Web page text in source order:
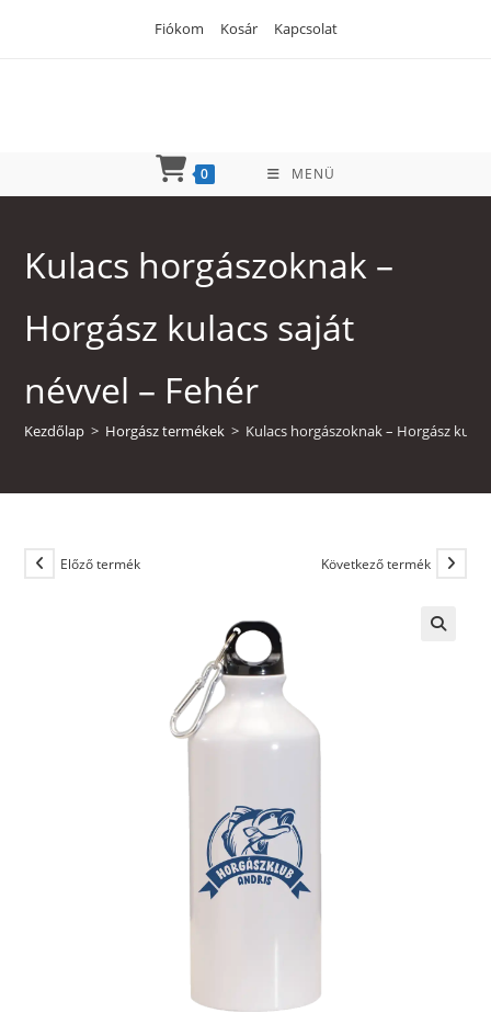
Fiókom Kosár Kapcsolat
0 MENÜ
Kulacs horgászoknak –
Horgász kulacs saját
névvel – Fehér
Kezdőlap > Horgász termékek > Kulacs horgászoknak – Horgász
Előző termék Következő termék